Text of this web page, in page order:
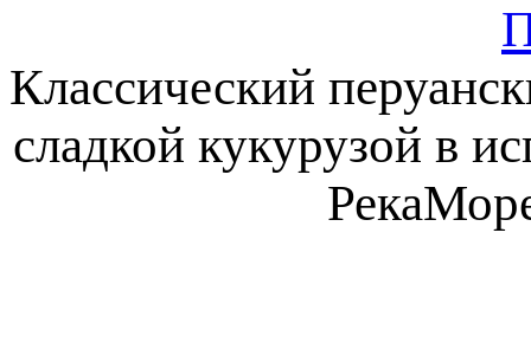
Классический
сладкой кукурузой в